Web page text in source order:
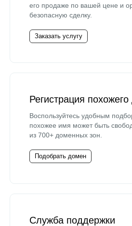
его продаже по вашей цене и
безопасную сделку.
Заказать услугу
Регистрация
Воспользуйтесь удобным
похожее имя может быть
из 700+ доменных зон.
Подобрать домен
Служба поддержки